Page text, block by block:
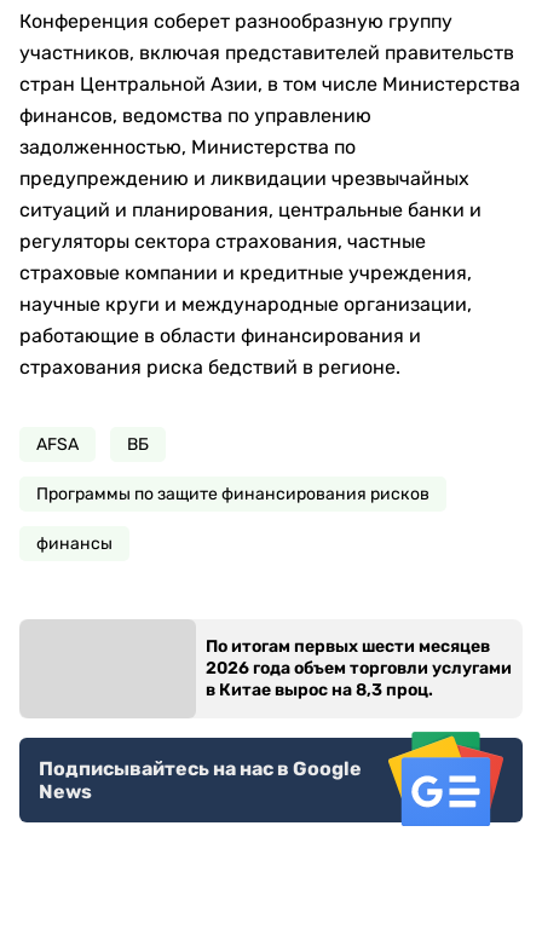
Конференция соберет разнообразную группу
участников, включая представителей правительств
стран Центральной Азии, в том числе Министерства
финансов, ведомства по управлению
задолженностью, Министерства по
предупреждению и ликвидации чрезвычайных
ситуаций и планирования, центральные банки и
регуляторы сектора страхования, частные
страховые компании и кредитные учреждения,
научные круги и международные организации,
работающие в области финансирования и
страхования риска бедствий в регионе.
AFSA ВБ
Программы по защите финансирования рисков
финансы
По итогам первых шести месяцев
2026 года объем торговли услугами
в Китае вырос на 8,3 проц.
Подписывайтесь на нас в Google
News